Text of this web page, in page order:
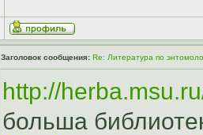
Заголовок сообщения: Re: Литература по
http://
больша